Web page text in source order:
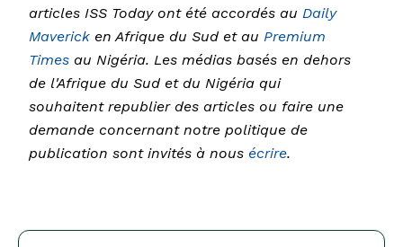
articles ISS Today ont été accordés au Daily
Maverick en Afrique du Sud et au Premium
Times au Nigéria. Les médias basés en dehors
de l'Afrique du Sud et du Nigéria qui
souhaitent republier des articles ou faire une
demande concernant notre politique de
publication sont invités à nous écrire.